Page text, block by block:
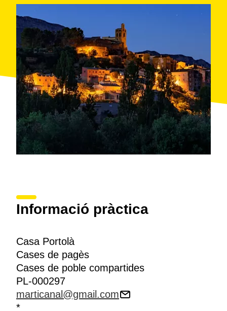
Informació pràctica
Casa Portolà
Cases de pagès
Cases de poble compartides
PL-000297
marticanal@gmail.com
*